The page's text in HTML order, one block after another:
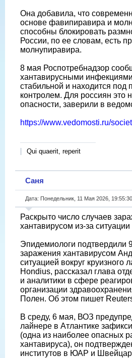
Она добавила, что
основе фавипиравира и
способны блокировать
России, по ее словам, есть
молнупиравира.
8 мая Роспотребнадзор
хантавирусными
стабильной и находится под
контролем. Для россиян это
опасности, заверили в
https://www.vedomosti.ru/
Qui quaerit, reperit
Саня
Дата: Понедельник, 11 Мая 2026,
Раскрыто число случаев
хантавирусом из-за
Эпидемиологи подтвердили
заражения хантавирусом
ситуацией вокруг круизного
Hondius, рассказал глава
и аналитики в сфере
организации
Полен. Об этом пишет
В среду, 6 мая, ВОЗ
лайнере в Атлантике
(одна из наиболее опасных
хантавируса), он
институтов в ЮАР и